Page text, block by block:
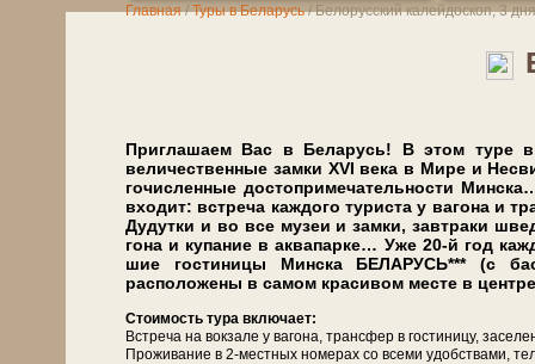
Главная/Туры в Беларусь/Белорусский калейдоскоп, 3 дня
Приглашаем Вас в Бе­ла­русь! В этом ту­ре
величественные зам­ки XVI ве­ка в Мире и
го­чис­лен­ные до­сто­при­ме­ча­тель­но­сти
вхо­дит: встре­ча каж­до­го ту­ри­ста у ва­го­на и
Ду­дутки и во все му­зеи и зам­ки, завтраки
го­на и купание в ак­ва­пар­ке… Уже 20-й год
шие го­сти­ни­цы Мин­ска БЕЛАРУСЬ*** (с
расположены в самом красивом месте в
Сто­и­мость ту­ра вклю­ча­ет:
Встреча на вок­за­ле у ва­го­на, транс­фер в го­сти­ни­цу,
Про­жи­ва­ние в 2-местных но­ме­рах со все­ми удоб­ства­ми,